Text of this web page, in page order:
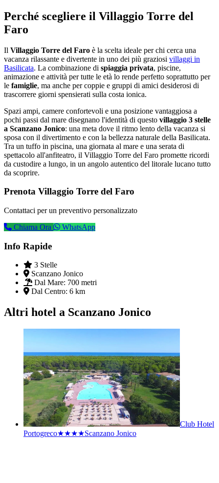
Perché scegliere il Villaggio Torre del
Faro
Il Villaggio Torre del Faro è la scelta ideale per chi cerca una
vacanza rilassante e divertente in uno dei più graziosi villaggi in
Basilicata. La combinazione di spiaggia privata, piscine,
animazione e attività per tutte le età lo rende perfetto soprattutto per
le famiglie, ma anche per coppie e gruppi di amici desiderosi di
trascorrere giorni spensierati sulla costa ionica.
Spazi ampi, camere confortevoli e una posizione vantaggiosa a
pochi passi dal mare disegnano l'identità di questo villaggio 3 stelle
a Scanzano Jonico: una meta dove il ritmo lento della vacanza si
sposa con il divertimento e con la bellezza naturale della Basilicata.
Tra un tuffo in piscina, una giornata al mare e una serata di
spettacolo all'anfiteatro, il Villaggio Torre del Faro promette ricordi
da custodire a lungo, in un angolo autentico del litorale lucano tutto
da scoprire.
Prenota Villaggio Torre del Faro
Contattaci per un preventivo personalizzato
Chiama Ora
WhatsApp
Info Rapide
3 Stelle
Scanzano Jonico
Dal Mare: 700 metri
Dal Centro: 6 km
Altri hotel a Scanzano Jonico
Club Hotel
Portogreco★★★★Scanzano Jonico